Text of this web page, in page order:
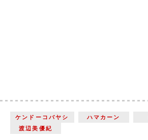
ケンドーコバヤシ ハマカーン
渡辺美優紀